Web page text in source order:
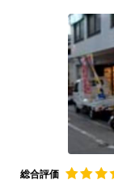
総合評価